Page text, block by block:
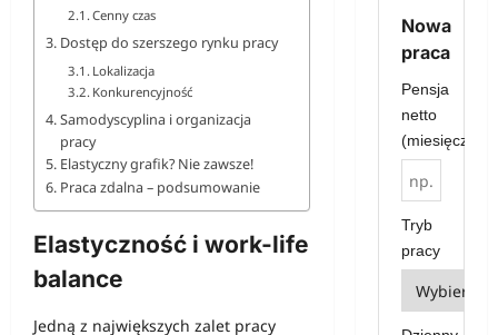
Cenny czas
Dostęp do szerszego rynku pracy
Lokalizacja
Konkurencyjność
Samodyscyplina i organizacja
pracy
Elastyczny grafik? Nie zawsze!
Praca zdalna – podsumowanie
Elastyczność i work-life
balance
Jedną z największych zalet pracy
Nowa
praca
Pensja
netto
(miesięcznie)
Tryb
pracy